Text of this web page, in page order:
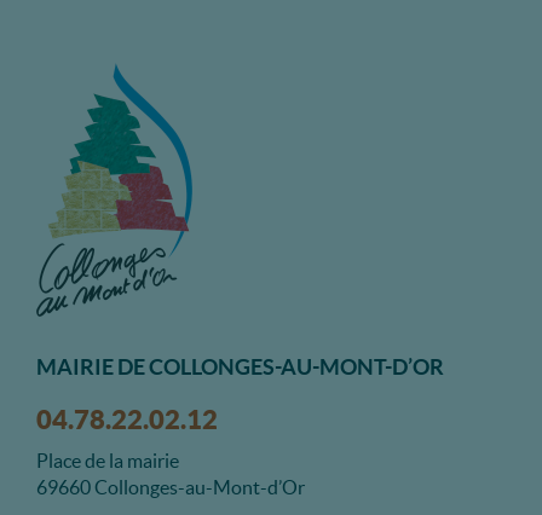
MAIRIE DE COLLONGES-AU-MONT-D’OR
04.78.22.02.12
Place de la mairie
69660 Collonges-au-Mont-d’Or